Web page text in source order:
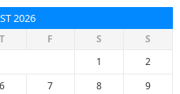
2026
T F S
S
1
2
6 7 8
9